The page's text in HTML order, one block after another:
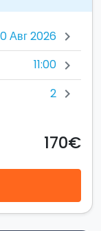
chevron_right
11:00 chevron_right
2 chevron_right
170€